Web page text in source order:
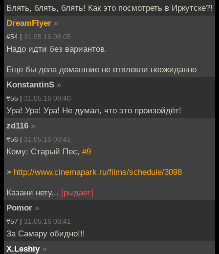
Блять, блять, блять! Как это посмотреть в Иркутске?!
DreamFlyer »
#54 | 31.05.16 08:05
Надо идти без вариантов.
Еще бы дела домашние не отвлекли неожиданно
KonstantinS »
#55 | 31.05.16 08:40
Ура! Ура! Ура! Не думал, что это произойдёт!
zd116 »
#56 | 31.05.16 08:41
Кому: Старый Пес, #9
> http://www.cinemapark.ru/films/schedule/3098
Казани нету... [рыдает]
Pomor »
#57 | 31.05.16 08:41
За Самару обидно!!!
X.Leshiy »